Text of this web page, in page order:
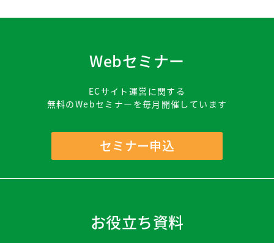
Webセミナー
ECサイト運営に関する
無料のWebセミナーを毎月開催しています
セミナー申込
お役立ち資料